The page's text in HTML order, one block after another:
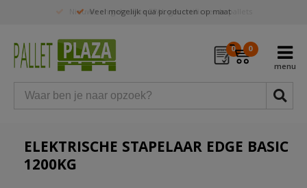
Nieuwe en gebruikte EPAL-gecertificeerde pallets
0 0
ELEKTRISCHE STAPELAAR EDGE BASIC
1200KG